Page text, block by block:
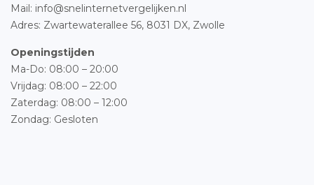
Mail: info@snelinternetvergelijken.nl
Adres: Zwartewaterallee 56, 8031 DX, Zwolle
Openingstijden
Ma-Do: 08:00 – 20:00
Vrijdag: 08:00 – 22:00
Zaterdag: 08:00 – 12:00
Zondag: Gesloten